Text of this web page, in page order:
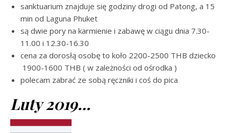
sanktuarium znajduje się godziny drogi od Patong, a 15
min od Laguna Phuket
są dwie pory na karmienie i zabawę w ciągu dnia 7.30-
11.00 i 12.30-16.30
cena za dorosłą osobę to koło 2200-2500 THB dziecko
1900-1600 THB ( w zależności od ośrodka )
polecam zabrać ze sobą ręczniki i coś do pica
Luty 2019…